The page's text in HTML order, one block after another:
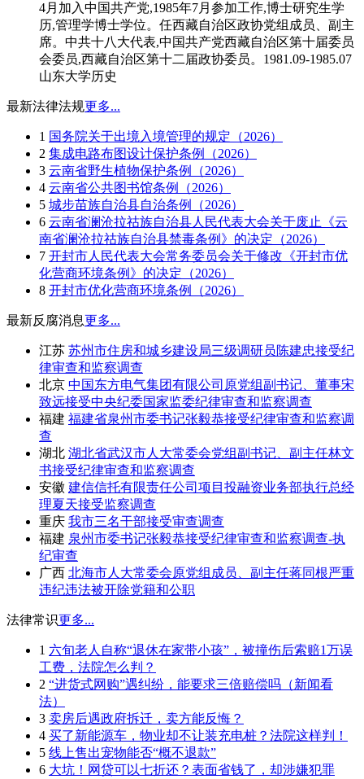
4月加入中国共产党,1985年7月参加工作,博士研究生学
历,管理学博士学位。任西藏自治区政协党组成员、副主
席。中共十八大代表,中国共产党西藏自治区第十届委员
会委员,西藏自治区第十二届政协委员。1981.09-1985.07
山东大学历史
最新法律法规更多...
1 国务院关于出境入境管理的规定（2026）
2 集成电路布图设计保护条例（2026）
3 云南省野生植物保护条例（2026）
4 云南省公共图书馆条例（2026）
5 城步苗族自治县自治条例（2026）
6 云南省澜沧拉祜族自治县人民代表大会关于废止《云
南省澜沧拉祜族自治县禁毒条例》的决定（2026）
7 开封市人民代表大会常务委员会关于修改《开封市优
化营商环境条例》的决定（2026）
8 开封市优化营商环境条例（2026）
最新反腐消息更多...
江苏 苏州市住房和城乡建设局三级调研员陈建忠接受纪
律审查和监察调查
北京 中国东方电气集团有限公司原党组副书记、董事宋
致远接受中央纪委国家监委纪律审查和监察调查
福建 福建省泉州市委书记张毅恭接受纪律审查和监察调
查
湖北 湖北省武汉市人大常委会党组副书记、副主任林文
书接受纪律审查和监察调查
安徽 建信信托有限责任公司项目投融资业务部执行总经
理夏天接受监察调查
重庆 我市三名干部接受审查调查
福建 泉州市委书记张毅恭接受纪律审查和监察调查-执
纪审查
广西 北海市人大常委会原党组成员、副主任蒋同根严重
违纪违法被开除党籍和公职
法律常识更多...
1 六旬老人自称“退休在家带小孩”，被撞伤后索赔1万误
工费，法院怎么判？
2 “进货式网购”遇纠纷，能要求三倍赔偿吗（新闻看
法）
3 卖房后遇政府拆迁，卖方能反悔？
4 买了新能源车，物业却不让装充电桩？法院这样判！
5 线上售出宠物能否“概不退款”
6 大坑！网贷可以七折还？表面省钱了，却涉嫌犯罪